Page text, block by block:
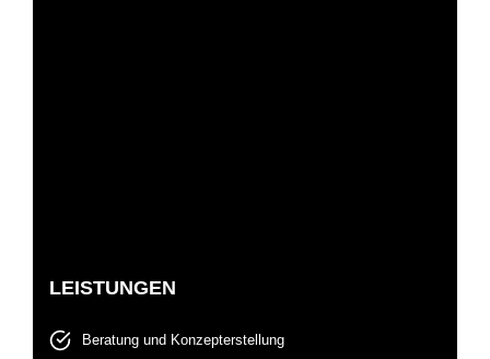
LEISTUNGEN
Beratung und Konzepterstellung